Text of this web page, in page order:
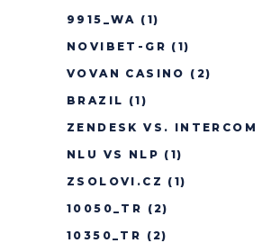
9915_WA (1)
NOVIBET-GR (1)
VOVAN CASINO (2)
BRAZIL (1)
ZENDESK VS. INTERCOM
NLU VS NLP (1)
ZSOLOVI.CZ (1)
10050_TR (2)
10350_TR (2)